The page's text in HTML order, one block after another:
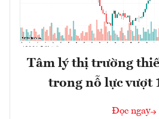
Tâm lý thị trường
trong nỗ lực vượt
Đọc ngay